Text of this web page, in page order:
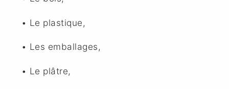
• Le plastique,
• Les emballages,
• Le plâtre,